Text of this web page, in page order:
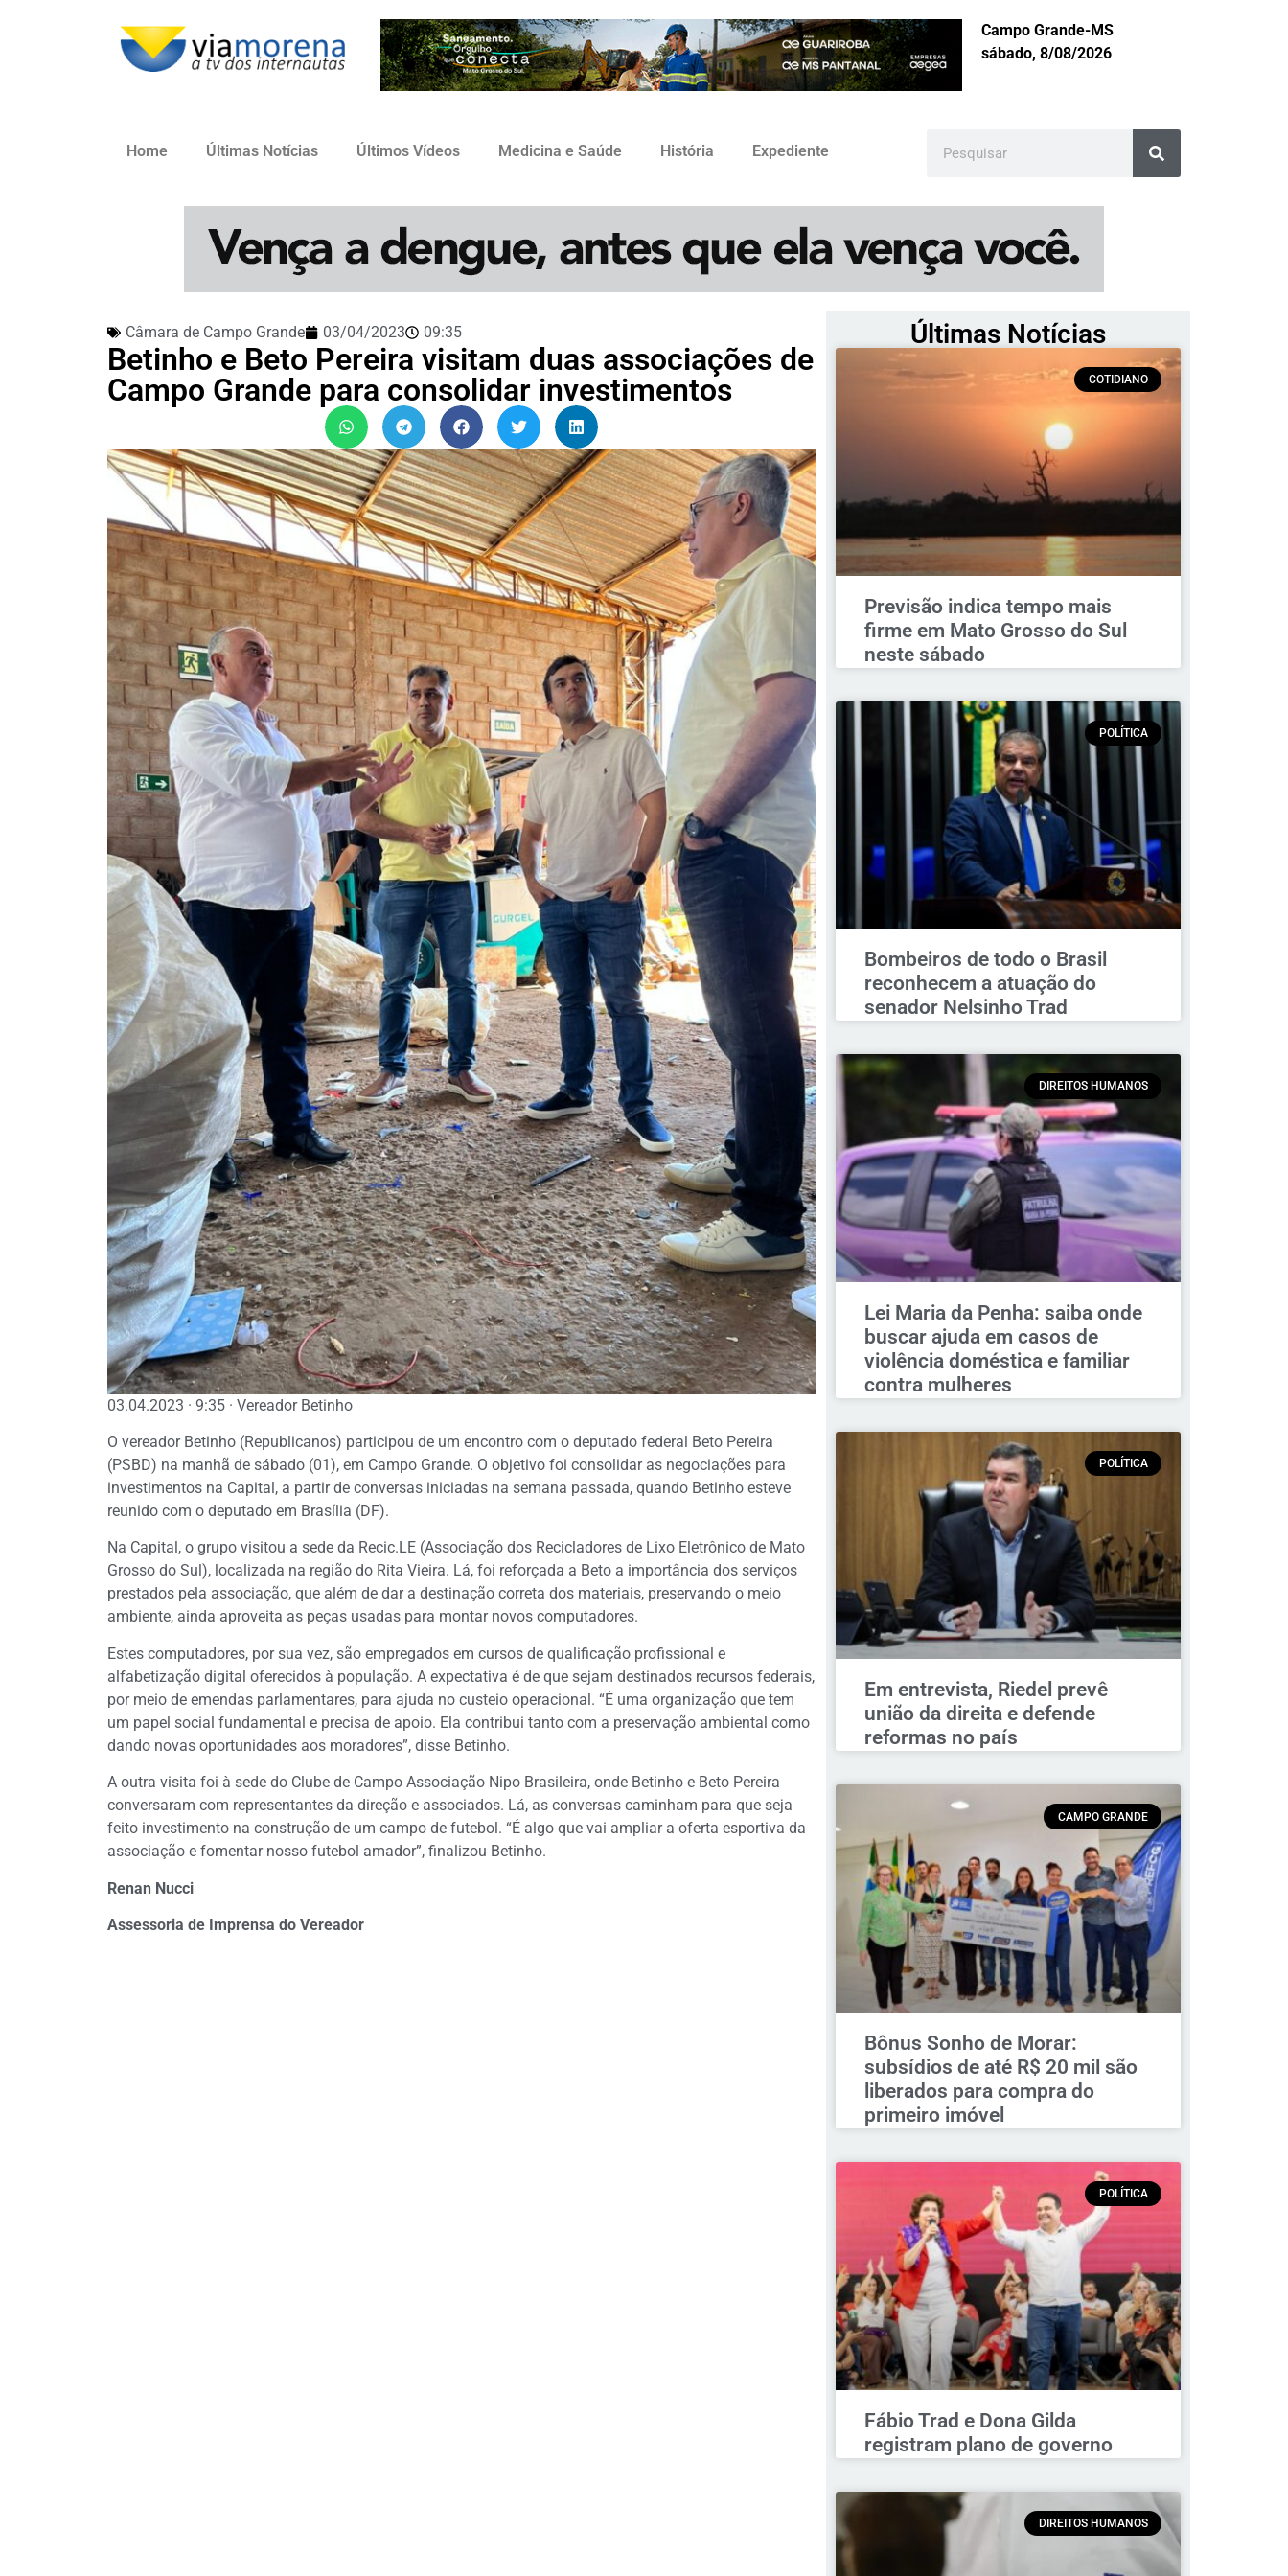
Campo Grande-MS
sábado, 8/08/2026
Home Últimas Notícias Últimos Vídeos Medicina e Saúde História Expediente
Câmara de Campo Grande 03/04/2023 09:35
Betinho e Beto Pereira visitam duas associações de
Campo Grande para consolidar investimentos
03.04.2023 · 9:35 · Vereador Betinho
O vereador Betinho (Republicanos) participou de um encontro com o deputado federal Beto Pereira
(PSBD) na manhã de sábado (01), em Campo Grande. O objetivo foi consolidar as negociações para
investimentos na Capital, a partir de conversas iniciadas na semana passada, quando Betinho esteve
reunido com o deputado em Brasília (DF).
Na Capital, o grupo visitou a sede da Recic.LE (Associação dos Recicladores de Lixo Eletrônico de Mato
Grosso do Sul), localizada na região do Rita Vieira. Lá, foi reforçada a Beto a importância dos serviços
prestados pela associação, que além de dar a destinação correta dos materiais, preservando o meio
ambiente, ainda aproveita as peças usadas para montar novos computadores.
Estes computadores, por sua vez, são empregados em cursos de qualificação profissional e
alfabetização digital oferecidos à população. A expectativa é de que sejam destinados recursos federais,
por meio de emendas parlamentares, para ajuda no custeio operacional. “É uma organização que tem
um papel social fundamental e precisa de apoio. Ela contribui tanto com a preservação ambiental como
dando novas oportunidades aos moradores”, disse Betinho.
A outra visita foi à sede do Clube de Campo Associação Nipo Brasileira, onde Betinho e Beto Pereira
conversaram com representantes da direção e associados. Lá, as conversas caminham para que seja
feito investimento na construção de um campo de futebol. “É algo que vai ampliar a oferta esportiva da
associação e fomentar nosso futebol amador”, finalizou Betinho.
Renan Nucci
Assessoria de Imprensa do Vereador
Últimas Notícias
COTIDIANO
Previsão indica tempo mais
firme em Mato Grosso do Sul
neste sábado
POLÍTICA
Bombeiros de todo o Brasil
reconhecem a atuação do
senador Nelsinho Trad
DIREITOS HUMANOS
Lei Maria da Penha: saiba onde
buscar ajuda em casos de
violência doméstica e familiar
contra mulheres
POLÍTICA
Em entrevista, Riedel prevê
união da direita e defende
reformas no país
CAMPO GRANDE
Bônus Sonho de Morar:
subsídios de até R$ 20 mil são
liberados para compra do
primeiro imóvel
POLÍTICA
Fábio Trad e Dona Gilda
registram plano de governo
DIREITOS HUMANOS